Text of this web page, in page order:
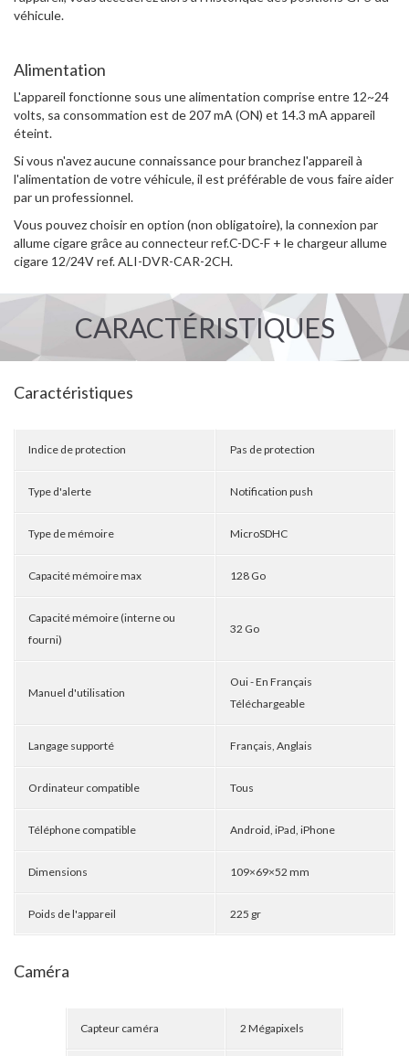
véhicule.
Alimentation
L'appareil fonctionne sous une alimentation comprise entre 12~24
volts, sa consommation est de 207 mA (ON) et 14.3 mA appareil
éteint.
Si vous n'avez aucune connaissance pour branchez l'appareil à
l'alimentation de votre véhicule, il est préférable de vous faire aider
par un professionnel.
Vous pouvez choisir en option (non obligatoire), la connexion par
allume cigare grâce au connecteur ref.C-DC-F + le chargeur allume
cigare 12/24V ref. ALI-DVR-CAR-2CH.
CARACTÉRISTIQUES
Caractéristiques
Indice de protection Pas de protection
Type d'alerte Notification push
Type de mémoire MicroSDHC
Capacité mémoire max 128 Go
Capacité mémoire (interne ou
fourni)
32 Go
Manuel d'utilisation
Oui - En Français
Téléchargeable
Langage supporté Français, Anglais
Ordinateur compatible Tous
Téléphone compatible Android, iPad, iPhone
Dimensions 109×69×52 mm
Poids de l'appareil 225 gr
Caméra
Capteur caméra 2 Mégapixels